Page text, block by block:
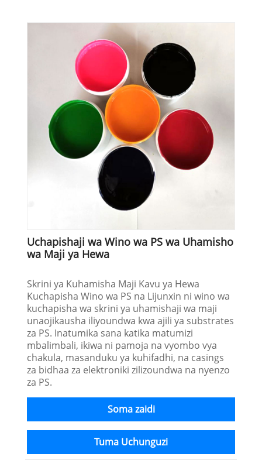
Uchapishaji wa Wino wa PS wa Uhamisho
wa Maji ya Hewa
Skrini ya Kuhamisha Maji Kavu ya Hewa
Kuchapisha Wino wa PS na Lijunxin ni wino wa
kuchapisha wa skrini ya uhamishaji wa maji
unaojikausha iliyoundwa kwa ajili ya substrates
za PS. Inatumika sana katika matumizi
mbalimbali, ikiwa ni pamoja na vyombo vya
chakula, masanduku ya kuhifadhi, na casings
za bidhaa za elektroniki zilizoundwa na nyenzo
za PS.
Soma zaidi
Tuma Uchunguzi